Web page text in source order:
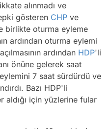
alınmadı ve
gösteren CHP ve
birlikte oturma eyleme
ardından oturma eylemi
ardından HDP'li
önüne gelerek saat
7 saat sürdürdü ve
Bazı HDP'li
aldığı için yüzlerine fular